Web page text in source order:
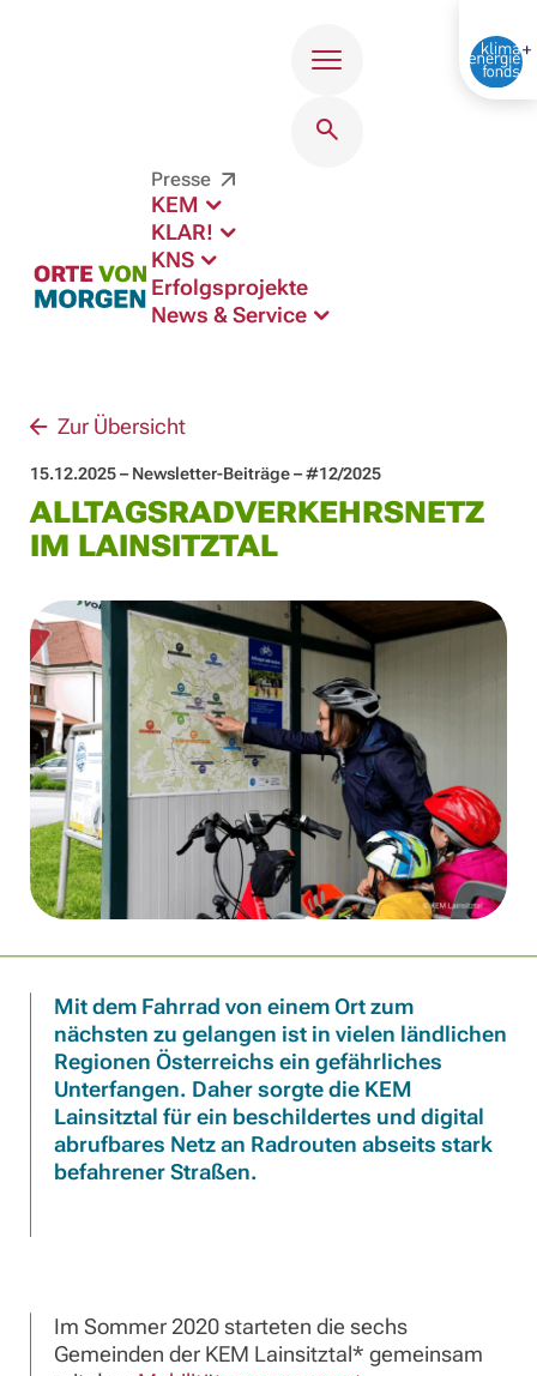
Presse
KEM
KLAR!
KNS
Erfolgsprojekte
News & Service
Zur Übersicht
15.12.2025 – Newsletter-Beiträge – #12/2025
ALLTAGSRADVERKEHRSNETZ
IM LAINSITZTAL
Mit dem Fahrrad von einem Ort zum
nächsten zu gelangen ist in vielen ländlichen
Regionen Österreichs ein gefährliches
Unterfangen. Daher sorgte die KEM
Lainsitztal für ein beschildertes und digital
abrufbares Netz an Radrouten abseits stark
befahrener Straßen.
Im Sommer 2020 starteten die sechs
Gemeinden der KEM Lainsitztal* gemeinsam